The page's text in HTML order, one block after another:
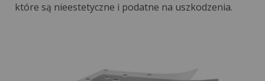
które są nieestetyczne i podatne na uszkodzenia.